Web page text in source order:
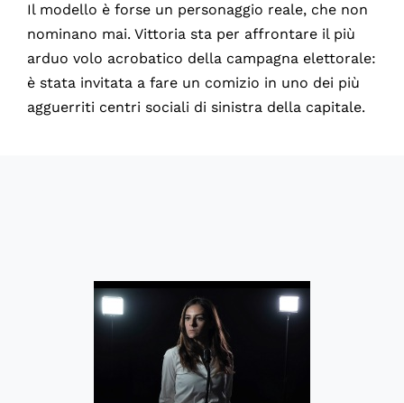
Il modello è forse un personaggio reale, che non
nominano mai. Vittoria sta per affrontare il più
arduo volo acrobatico della campagna elettorale:
è stata invitata a fare un comizio in uno dei più
agguerriti centri sociali di sinistra della capitale.